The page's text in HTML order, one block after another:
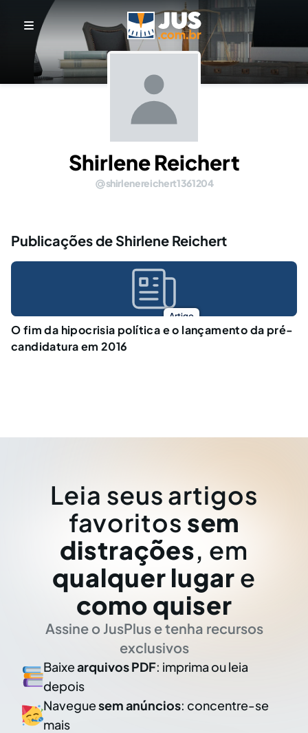
Shirlene Reichert
shirlenereichert1361204
Publicações de Shirlene Reichert
Artigo
O fim da hipocrisia política e o lançamento da pré-
candidatura em 2016
Leia seus artigos
favoritos sem
distrações, em
qualquer lugar e
como quiser
Assine o JusPlus e tenha recursos
exclusivos
Baixearquivos PDF: imprima ou leia
depois
Naveguesem anúncios: concentre-se
mais